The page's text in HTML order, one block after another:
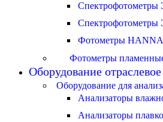
Фотометры
Фотометры
Оборудование
Оборудование для
Анализаторы
Анализаторы